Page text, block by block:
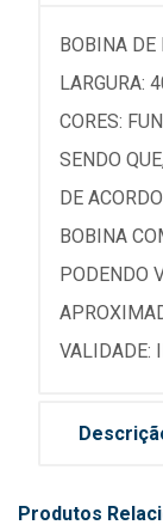
BOBINA DE
LARGURA:
CORES:
SENDO
DE
BOBINA
PODENDO
VALIDADE:
Produtos